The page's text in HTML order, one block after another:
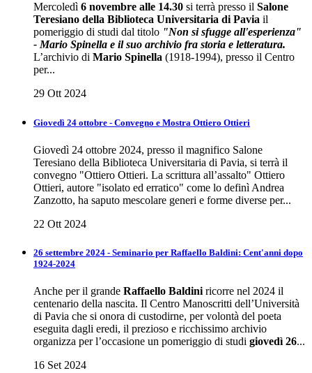
Mercoledì 6 novembre alle 14.30 si terrà presso il Salone
Teresiano della Biblioteca Universitaria di Pavia il
pomeriggio di studi dal titolo "Non si sfugge all'esperienza"
- Mario Spinella e il suo archivio fra storia e letteratura.
L’archivio di Mario Spinella (1918-1994), presso il Centro
per...
29 Ott 2024
Giovedì 24 ottobre - Convegno e Mostra Ottiero Ottieri
Giovedì 24 ottobre 2024, presso il magnifico Salone
Teresiano della Biblioteca Universitaria di Pavia, si terrà il
convegno "Ottiero Ottieri. La scrittura all’assalto" Ottiero
Ottieri, autore "isolato ed erratico" come lo definì Andrea
Zanzotto, ha saputo mescolare generi e forme diverse per...
22 Ott 2024
26 settembre 2024 - Seminario per Raffaello Baldini: Cent'anni dopo
1924-2024
Anche per il grande Raffaello Baldini ricorre nel 2024 il
centenario della nascita. Il Centro Manoscritti dell’Università
di Pavia che si onora di custodirne, per volontà del poeta
eseguita dagli eredi, il prezioso e ricchissimo archivio
organizza per l’occasione un pomeriggio di studi giovedì 26...
16 Set 2024